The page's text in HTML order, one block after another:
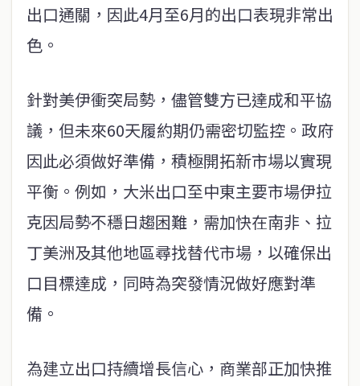
出口通關，因此4月至6月的出口表現非常出
色。
針對美伊衝突局勢，儘管雙方已達成和平協
議，但未來60天履約期仍需密切監控。政府
因此必須做好準備，積極開拓新市場以實現
平衡。例如，大米出口至中東主要市場伊拉
克因局勢不穩日趨困難，需加快在南非、拉
丁美洲及其他地區尋找替代市場，以確保出
口目標達成，同時為突發情況做好應對準
備。
為建立出口持續增長信心，商業部正加快推